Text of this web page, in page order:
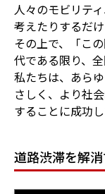
人々のモビリテ
考えたりするだ
その上で、「こ
代である限り、
私たちは、あら
さしく、より社
することに成功
道路渋滞を解